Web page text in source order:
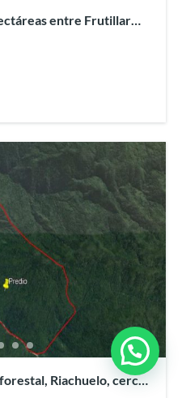
entre Frutillar
Riachuelo, cerca